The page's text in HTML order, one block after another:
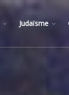
Judaïsme